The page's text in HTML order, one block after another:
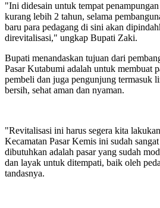
"Ini didesain untuk tempat
kurang lebih 2 tahun, selama
baru para pedagang di sini akan
direvitalisasi," ungkap Bupati Zaki.
Bupati menandaskan tujuan dari
Pasar Kutabumi adalah untuk membuat
pembeli dan juga pengunjung termasuk
bersih, sehat aman dan nyaman.
"Revitalisasi ini harus segera kita
Kecamatan Pasar Kemis ini sudah
dibutuhkan adalah pasar yang sudah
dan layak untuk ditempati, baik oleh
tandasnya.